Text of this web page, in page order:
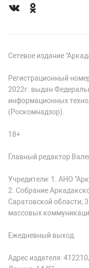
Сетевое издание
Регистрационный
2022г. выдан
информационных
(Роскомнадзор).
18+
Главный редактор
Учредители: 1. АНО
2. Собрание
Саратовской области;
массовых
Ежедневный выход.
Адрес издателя: